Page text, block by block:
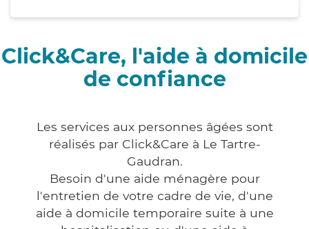
Click&Care, l'aide à domicile
de confiance
Les services aux personnes âgées sont
réalisés par Click&Care à Le Tartre-
Gaudran.
Besoin d'une aide ménagère pour
l'entretien de votre cadre de vie, d'une
aide à domicile temporaire suite à une